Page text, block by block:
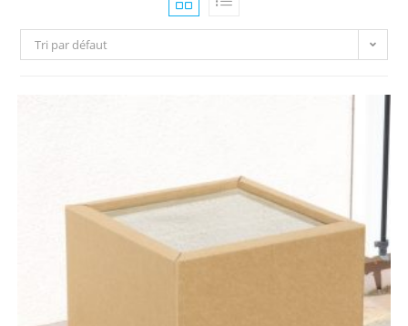
Tri par défaut